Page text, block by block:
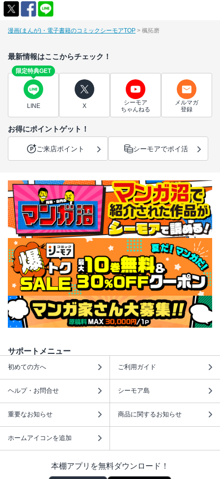
漫画(まんが)・電子書籍のコミックシーモアTOP 楓拓磨
最新情報はここからチェック！
限定特典GET
LINE X
シーモア
ちゃんねる
メルマガ
登録
お得にポイントゲット！
ご来店ポイント シーモアでポイ活
サポートメニュー
初めての方へ ご利用ガイド
ヘルプ・お問合せ シーモア島
重要なお知らせ 商品に関するお知らせ
ホームアイコンを追加
本棚アプリを無料ダウンロード！